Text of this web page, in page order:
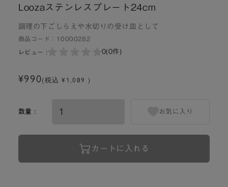
Loozaステンレスプレート24cm
調理の下ごしらえや水切りの受け皿として
商品コード： 10000282
レビュー : 0(0件)
¥990(税込 ¥1,089 )
数量 :
カートに入れる
お気に入り